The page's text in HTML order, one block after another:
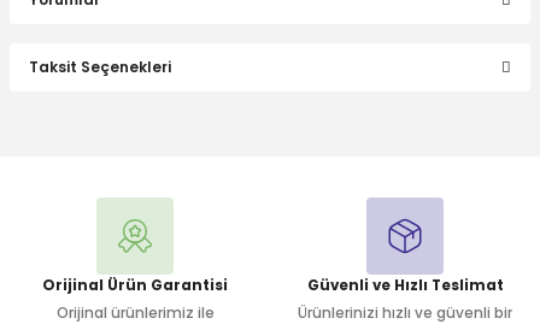
Taksit Seçenekleri
Orijinal Ürün Garantisi
Orijinal ürünlerimiz ile
Güvenli ve Hızlı Teslimat
Ürünlerinizi hızlı ve güvenli bir